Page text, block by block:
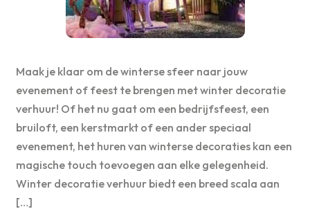
Maak je klaar om de winterse sfeer naar jouw
evenement of feest te brengen met winter decoratie
verhuur! Of het nu gaat om een bedrijfsfeest, een
bruiloft, een kerstmarkt of een ander speciaal
evenement, het huren van winterse decoraties kan een
magische touch toevoegen aan elke gelegenheid.
Winter decoratie verhuur biedt een breed scala aan
[…]